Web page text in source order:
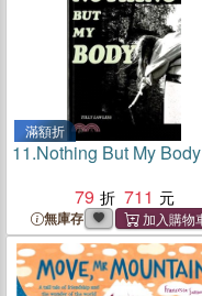
滿額折
11.Nothing But My Body
79
711
無庫存